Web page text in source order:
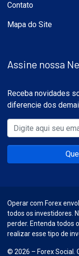
Contato
Mapa do Site
Assine nossa
Receba novidades
diferencie dos
Operar com Forex
todos os investidores.
perder. Entenda todos
realizar esse tipo de
© 2026 – Forex Social.